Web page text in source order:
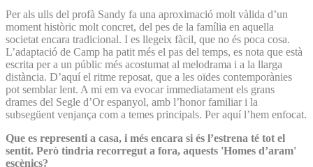
Per als ulls del profà Sandy fa una aproximació molt vàlida d’un
moment històric molt concret, del pes de la família en aquella
societat encara tradicional. I es llegeix fàcil, que no és poca cosa.
L’adaptació de Camp ha patit més el pas del temps, es nota que està
escrita per a un públic més acostumat al melodrama i a la llarga
distància. D’aquí el ritme reposat, que a les oïdes contemporànies
pot semblar lent. A mi em va evocar immediatament els grans
drames del Segle d’Or espanyol, amb l’honor familiar i la
subsegüent venjança com a temes principals. Per aquí l’hem enfocat.
Que es representi a casa, i més encara si és l’estrena té tot el
sentit. Però tindria recorregut a fora, aquests 'Homes d’aram'
escènics?